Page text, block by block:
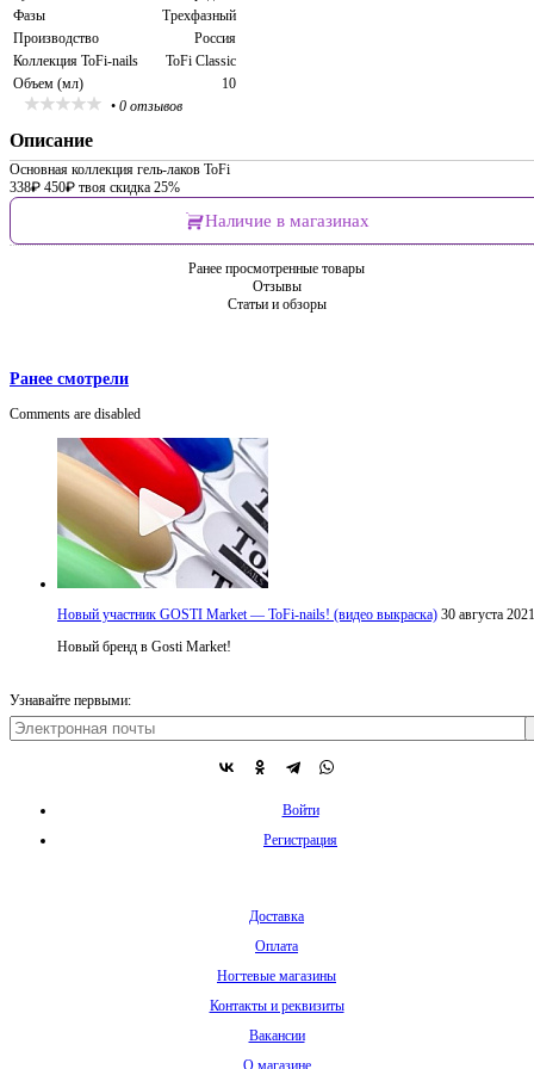
Фазы
Трехфазный
Производство
Россия
Коллекция ToFi-nails
ToFi Classic
Объем (мл)
10
• 0 отзывов
Описание
Основная коллекция гель-лаков ToFi
338₽ 450₽ твоя скидка 25%
Наличие в магазинах
Ранее просмотренные товары
Отзывы
Статьи и обзоры
Ранее смотрели
Comments are disabled
Новый участник GOSTI Market — ToFi-nails! (видео выкраска) 30 августа 2021
Новый бренд в Gosti Market!
Узнавайте первыми:
Войти
Регистрация
Доставка
Оплата
Ногтевые магазины
Контакты и реквизиты
Вакансии
О магазине